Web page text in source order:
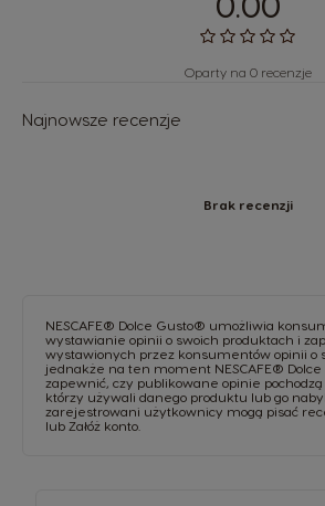
Oparty na 0 recenzje
Najnowsze recenzje
Brak recenzji
NESCAFE® Dolce Gusto® umożliwia
wystawianie opinii o swoich produktach i
wystawionych przez konsumentów opinii o
jednakże na ten moment NESCAFE®
zapewnić, czy publikowane opinie
którzy używali danego produktu lub go
zarejestrowani użytkownicy mogą pisać
lub Załóż konto